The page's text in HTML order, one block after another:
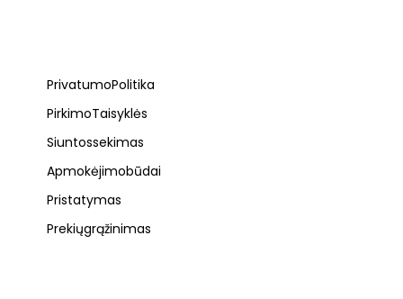
Privatumo Politika
Pirkimo Taisyklės
Siuntos sekimas
Apmokėjimo būdai
Pristatymas
Prekių grąžinimas